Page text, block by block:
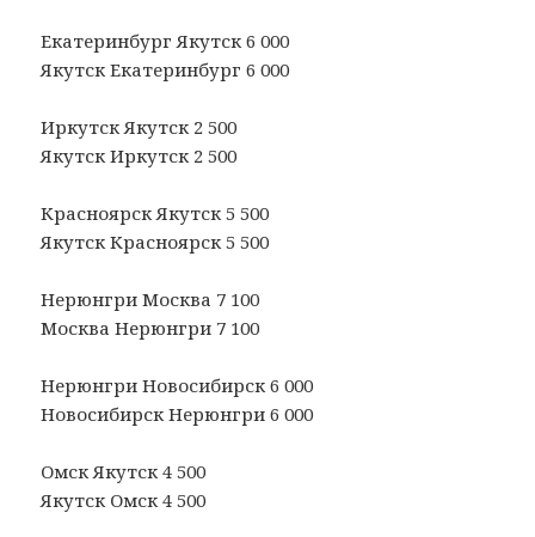
Екатеринбург Якутск 6 000
Якутск Екатеринбург 6 000
Иркутск Якутск 2 500
Якутск Иркутск 2 500
Красноярск Якутск 5 500
Якутск Красноярск 5 500
Нерюнгри Москва 7 100
Москва Нерюнгри 7 100
Нерюнгри Новосибирск 6 000
Новосибирск Нерюнгри 6 000
Омск Якутск 4 500
Якутск Омск 4 500